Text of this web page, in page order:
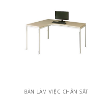
BÀN LÀM VIỆC CHÂN SẮT